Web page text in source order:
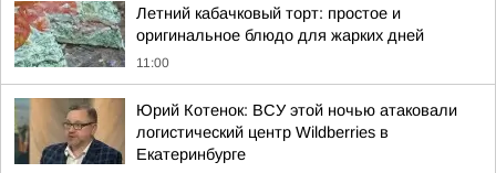
Летний кабачковый торт: простое и
оригинальное блюдо для жарких дней
11:00
Юрий Котенок: ВСУ этой ночью атаковали
логистический центр Wildberries в
Екатеринбурге